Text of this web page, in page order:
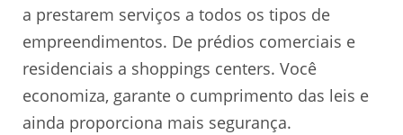
a prestarem serviços a todos os tipos de
empreendimentos. De prédios comerciais e
residenciais a shoppings centers. Você
economiza, garante o cumprimento das leis e
ainda proporciona mais segurança.